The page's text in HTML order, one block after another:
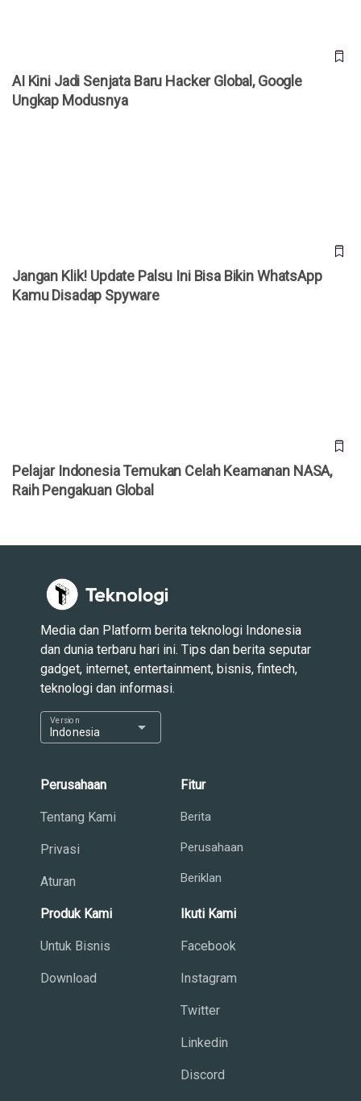
AI Kini Jadi Senjata Baru Hacker Global, Google
Ungkap Modusnya
Jangan Klik! Update Palsu Ini Bisa Bikin WhatsApp
Kamu Disadap Spyware
Pelajar Indonesia Temukan Celah Keamanan NASA,
Raih Pengakuan Global
Media dan Platform berita teknologi Indonesia
dan dunia terbaru hari ini. Tips dan berita seputar
gadget, internet, entertainment, bisnis, fintech,
teknologi dan informasi.
Indonesia
Version arrow_drop_down
Perusahaan
Tentang Kami
Privasi
Aturan
Fitur
Berita
Perusahaan
Beriklan
Produk Kami
Untuk Bisnis
Download
Ikuti Kami
Facebook
Instagram
Twitter
Linkedin
Discord